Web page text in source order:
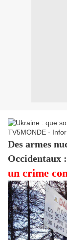
Des armes
Occidentaux :
un crime